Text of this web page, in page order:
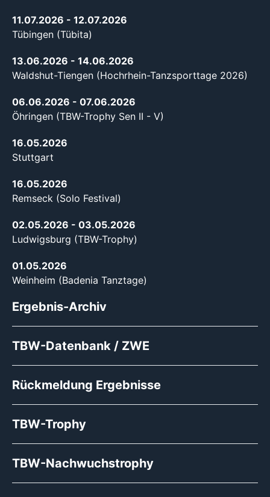
11.07.2026 - 12.07.2026
Tübingen (Tübita)
13.06.2026 - 14.06.2026
Waldshut-Tiengen (Hochrhein-Tanzsporttage 2026)
06.06.2026 - 07.06.2026
Öhringen (TBW-Trophy Sen II - V)
16.05.2026
Stuttgart
16.05.2026
Remseck (Solo Festival)
02.05.2026 - 03.05.2026
Ludwigsburg (TBW-Trophy)
01.05.2026
Weinheim (Badenia Tanztage)
Ergebnis-Archiv
TBW-Datenbank / ZWE
Rückmeldung Ergebnisse
TBW-Trophy
TBW-Nachwuchstrophy